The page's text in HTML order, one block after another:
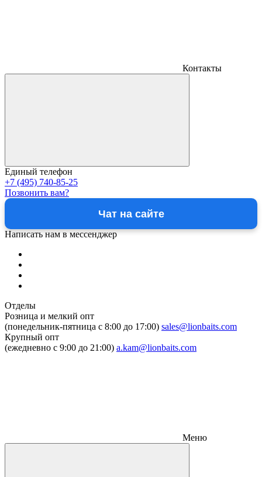
Контакты
Единый телефон
+7 (495) 740-85-25
Позвонить вам?
Чат на сайте
Написать нам в мессенджер
Отделы
Розница и мелкий опт
(понедельник-пятница c 8:00 до 17:00) sales@lionbaits.com
Крупный опт
(ежедневно с 9:00 до 21:00) a.kam@lionbaits.com
Меню